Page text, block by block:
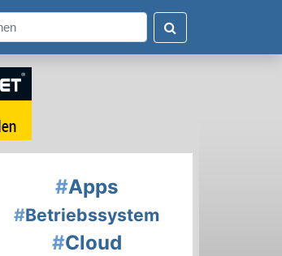
#Apps
#Betriebssystem
#Cloud